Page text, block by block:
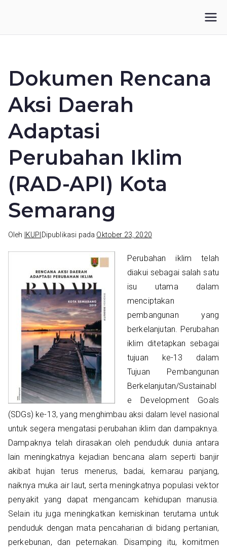
konten
IKUPI
Dokumen Rencana
Aksi Daerah
Adaptasi
Perubahan Iklim
(RAD-API) Kota
Semarang
Oleh IKUPI Dipublikasi pada Oktober 23, 2020
Perubahan iklim telah
diakui sebagai salah satu
isu utama dalam
menciptakan
pembangunan yang
berkelanjutan. Perubahan
iklim ditetapkan sebagai
tujuan ke-13 dalam
Tujuan Pembangunan
Berkelanjutan/Sustainabl
e Development Goals
(SDGs) ke-13, yang menghimbau aksi dalam level nasional
untuk segera mengatasi perubahan iklim dan dampaknya.
Dampaknya telah dirasakan oleh penduduk dunia antara
lain meningkatnya kejadian bencana alam seperti banjir
akibat hujan terus menerus, badai, kemarau panjang,
naiknya muka air laut, serta meningkatnya populasi vektor
penyakit yang dapat mengancam kehidupan manusia.
Selain itu juga meningkatkan kemiskinan terutama untuk
penduduk dengan mata pencaharian di bidang pertanian,
perkebunan, dan peternakan. Disamping itu, komitmen